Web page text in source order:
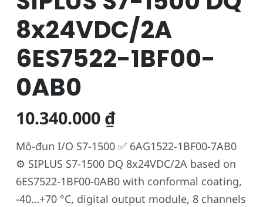
8x24VDC/2A
6ES7522-1BF00-
0AB0
10.340.000 ₫
Mô-đun I/O S7-1500 ✅ 6AG1522-1BF00-7AB0
⚙️ SIPLUS S7-1500 DQ 8x24VDC/2A based on
6ES7522-1BF00-0AB0 with conformal coating,
-40…+70 °C, digital output module, 8 channels